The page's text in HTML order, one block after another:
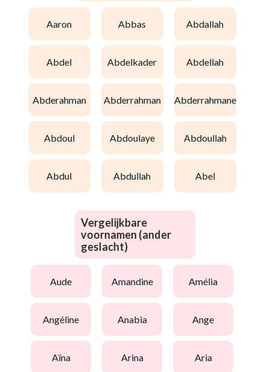
aaron abbas abdallah
abdel abdelkader abdellah
abderahman abderrahman abderrahmane
abdoul abdoulaye abdoullah
abdul abdullah abel
Vergelijkbare
voornamen (ander
geslacht)
aude amandine amélia
angéline anabia ange
aïna arina aria